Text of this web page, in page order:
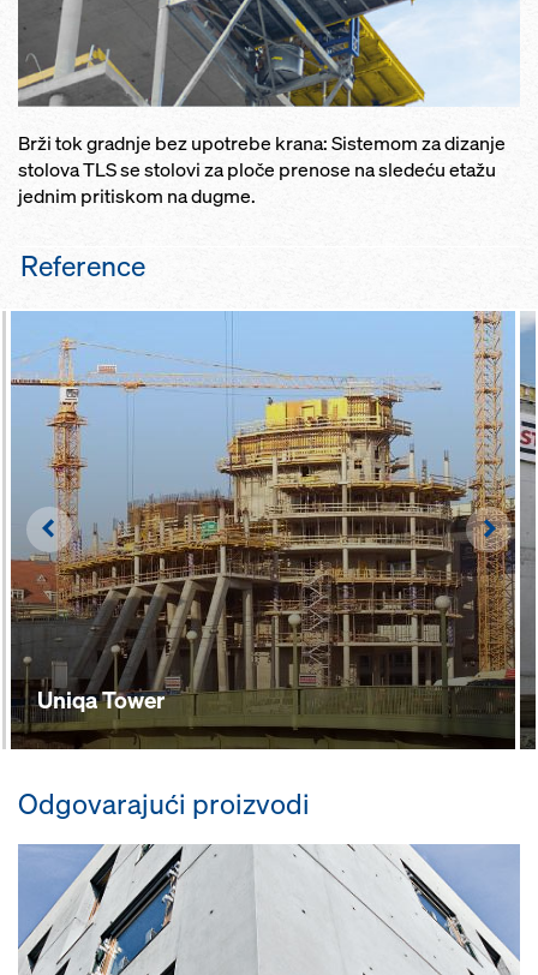
Brži tok gradnje bez upotrebe krana: Sistemom za dizanje
stolova TLS se stolovi za ploče prenose na sledeću etažu
jednim pritiskom na dugme.
Reference
Uniqa Tower
Left
Odgovarajući proizvodi